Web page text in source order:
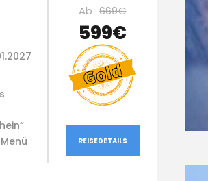
Ab 669€
599€
REISEDETAILS